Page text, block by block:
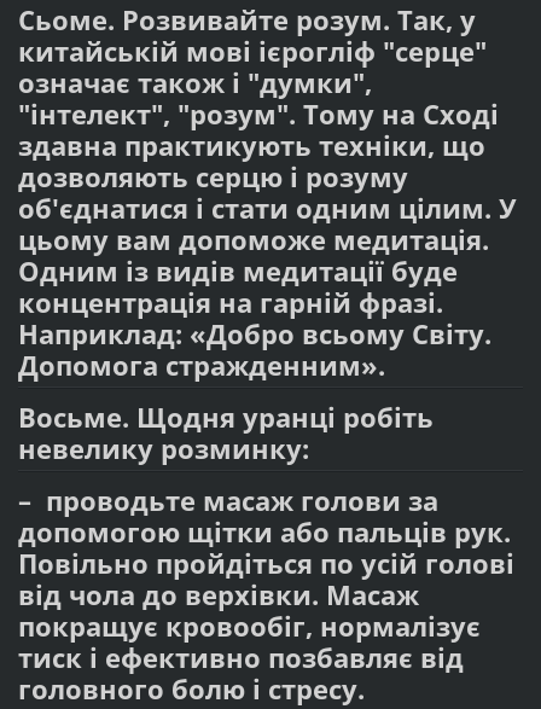
Сьоме. Розвивайте розум. Так, у
китайській мові ієрогліф "серце"
означає також і "думки",
"інтелект", "розум". Тому на Сході
здавна практикують техніки, що
дозволяють серцю і розуму
об'єднатися і стати одним цілим. У
цьому вам допоможе медитація.
Одним із видів медитації буде
концентрація на гарній фразі.
Наприклад: «Добро всьому Світу.
Допомога стражденним».
Восьме. Щодня уранці робіть
невелику розминку:
– проводьте масаж голови за
допомогою щітки або пальців рук.
Повільно пройдіться по усій голові
від чола до верхівки. Масаж
покращує кровообіг, нормалізує
тиск і ефективно позбавляє від
головного болю і стресу.